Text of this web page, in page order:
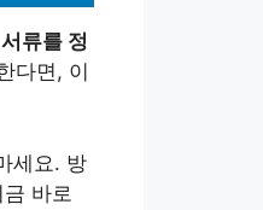
류를 정
다면, 이
세요. 방
바로